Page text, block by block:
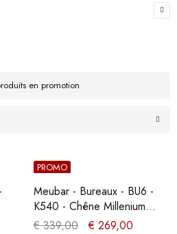
en promotion
PROMO
Meubar - Bureaux - BU6 -
K540 - Chêne Millenium
clair - 139x75x67cm
€339,00 € 269,00